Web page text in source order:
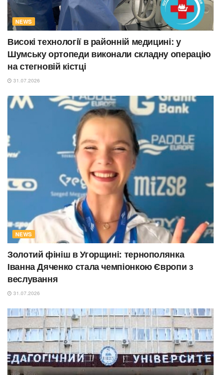
NEWS
Високі технології в районній медицині: у
Шумську ортопеди виконали складну операцію
на стегновій кістці
31.07.2026
NEWS
Золотий фініш в Угорщині: тернополянка
Іванна Дяченко стала чемпіонкою Європи з
веслування
31.07.2026